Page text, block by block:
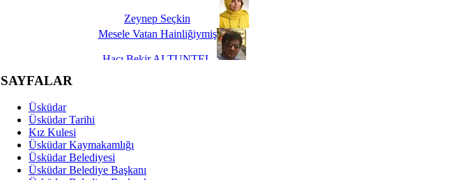
Zeynep Seçkin
Mesele Vatan Hainliğiymiş
Hacı Bekir ALTUNTEL
Dünya Fani, Ama Kısa Bir Süre De Olsa Burdayız
Savaş ŞENEL
Hukukun Adaleti Kalmadı Üstadım!
SAYFALAR
Üsküdar
Üsküdar Tarihi
Kız Kulesi
Üsküdar Kaymakamlığı
Üsküdar Belediyesi
Üsküdar Belediye Başkanı